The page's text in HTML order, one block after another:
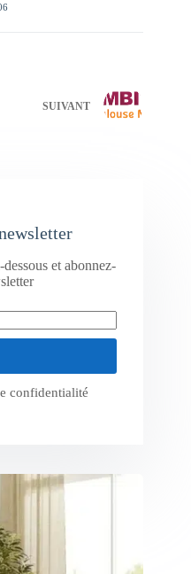
SUIVANT
et abonnez-
confidentialité